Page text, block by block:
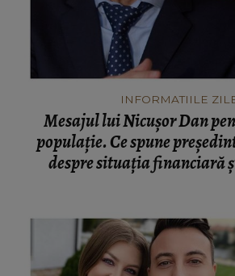
INFORMATIILE
Mesajul lui Nicușor Dan
populație. Ce spune
despre situația financiară